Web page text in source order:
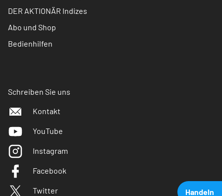
Handeln
DER AKTIONÄR Indizes
Abo und Shop
Bedienhilfen
Schreiben Sie uns
Kontakt
YouTube
Instagram
Facebook
Twitter